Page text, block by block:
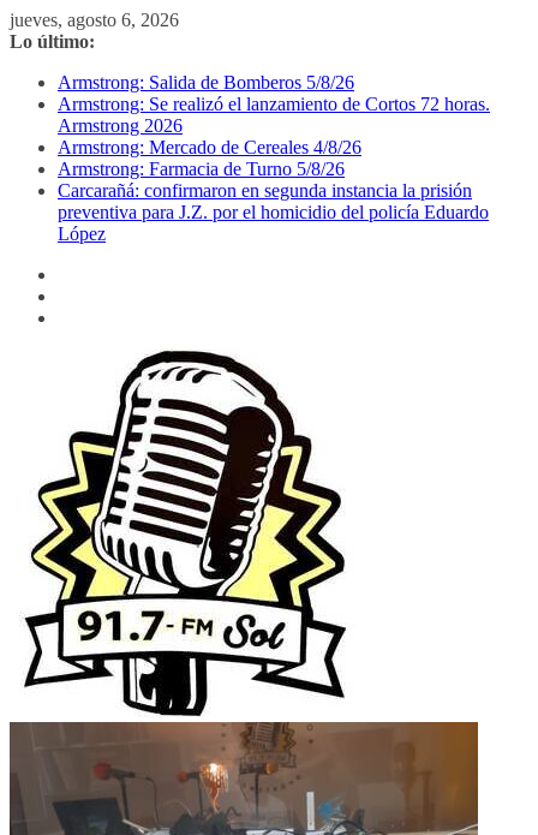
Saltar
al
jueves, agosto 6, 2026
Lo último:
Armstrong: Salida de Bomberos 5/8/26
Armstrong: Se realizó el lanzamiento de Cortos 72 horas.
Armstrong 2026
Armstrong: Mercado de Cereales 4/8/26
Armstrong: Farmacia de Turno 5/8/26
Carcarañá: confirmaron en segunda instancia la prisión
preventiva para J.Z. por el homicidio del policía Eduardo
López